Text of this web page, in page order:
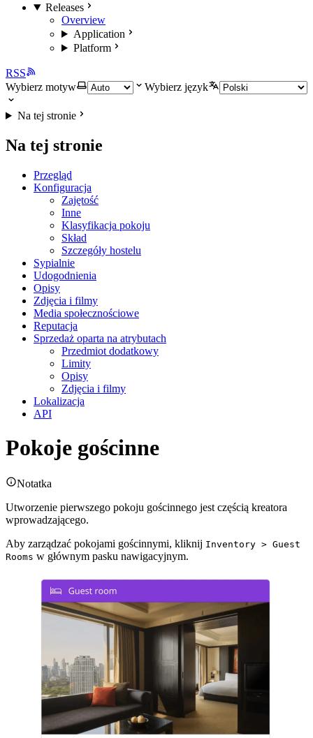
Releases
Overview
Application
Platform
RSS
Wybierz motyw
Wybierz język
Na tej stronie
Na tej stronie
Przegląd
Konfiguracja
Zajętość
Inne
Klasyfikacja pokoju
Skład
Szczegóły hostelu
Sypialnie
Udogodnienia
Opisy
Zdjęcia i filmy
Media społecznościowe
Reputacja
Sprzedaż oparta na atrybutach
Przedmiot dodatkowy
Limity
Opisy
Zdjęcia i filmy
Lokalizacja
API
Pokoje gościnne
Notatka
Utworzenie pierwszego pokoju gościnnego jest częścią kreatora
wprowadzającego.
Aby zarządzać pokojami gościnnymi, kliknij Inventory > Guest
Rooms w głównym pasku nawigacyjnym.